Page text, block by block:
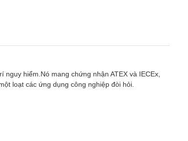
hiểm.Nó mang chứng nhận ATEX và IECEx,
loạt các ứng dụng công nghiệp đòi hỏi.